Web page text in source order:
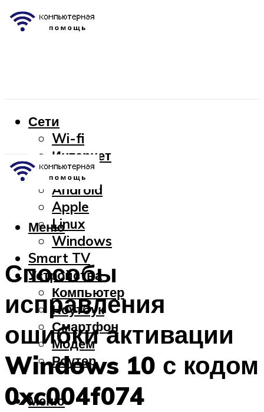
Сети
Wi-fi
Интернет
OC
Android
Apple
Linux
Windows
Smart TV
Устройства
Компьютер
Ноутбук
Смартфон
Модем
Роутер
Меню
Меню
Способы
исправления
ошибки активации
Windows 10 с кодом
0xc004f074